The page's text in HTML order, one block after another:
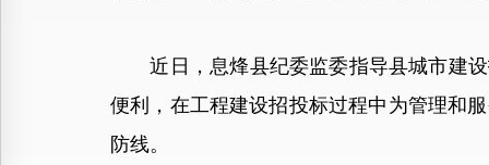
近日，息烽县纪委监委指导县城市建设
便利，在工程建设招投标过程中为管理和
防线。